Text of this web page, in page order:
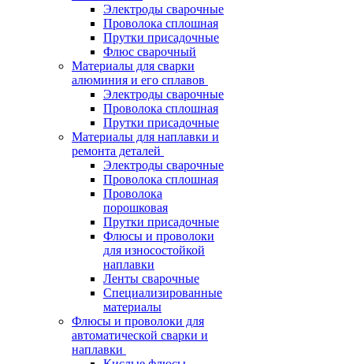
Электроды сварочные
Проволока сплошная
Прутки присадочные
Флюс сварочный
Материалы для сварки
алюминия и его сплавов
Электроды сварочные
Проволока сплошная
Прутки присадочные
Материалы для наплавки и
ремонта деталей
Электроды сварочные
Проволока сплошная
Проволока
порошковая
Прутки присадочные
Флюсы и проволоки
для износостойкой
наплавки
Ленты сварочные
Специализированные
материалы
Флюсы и проволоки для
автоматической сварки и
наплавки